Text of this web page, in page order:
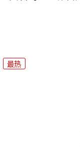
最热